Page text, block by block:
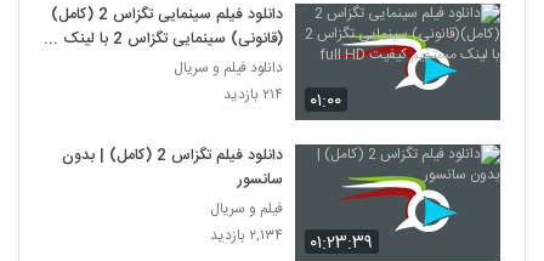
۰۱:۰۰
دانلود فیلم سینمایی تگزاس 2 (کامل)
(قانونی) سینمایی تگزاس 2 با لینک
مستقیم کیفیت full HD
دانلود فیلم و سریال
۲۱۴ بازدید
۰۱:۲۳:۳۹
دانلود فیلم تگزاس 2 (کامل) | بدون
سانسور
فیلم و سریال
۲,۱۳۴ بازدید